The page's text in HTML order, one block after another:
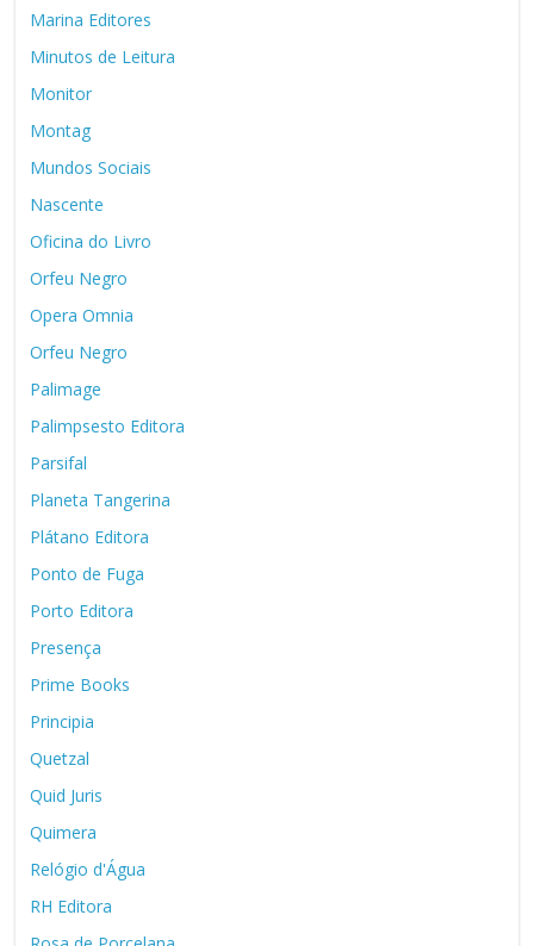
Marina Editores
Minutos de Leitura
Monitor
Montag
Mundos Sociais
Nascente
Oficina do Livro
Orfeu Negro
Opera Omnia
Orfeu Negro
Palimage
Palimpsesto Editora
Parsifal
Planeta Tangerina
Plátano Editora
Ponto de Fuga
Porto Editora
Presença
Prime Books
Principia
Quetzal
Quid Juris
Quimera
Relógio d'Água
RH Editora